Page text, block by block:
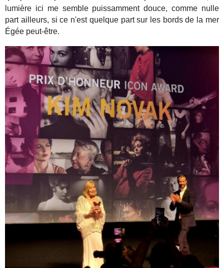
lumière ici me semble puissamment douce, comme nulle
part ailleurs, si ce n'est quelque part sur les bords de la mer
Égée peut-être.